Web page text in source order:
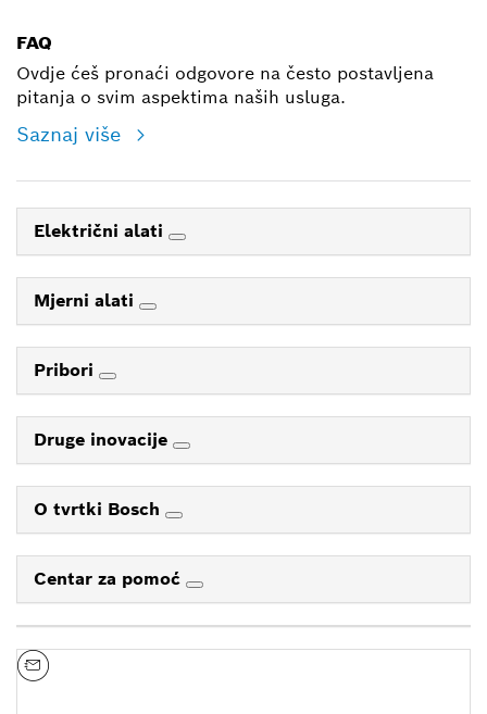
FAQ
Ovdje ćeš pronaći odgovore na često postavljena
pitanja o svim aspektima naših usluga.
Saznaj više
Električni alati
Mjerni alati
Pribori
Druge inovacije
O tvrtki Bosch
Centar za pomoć